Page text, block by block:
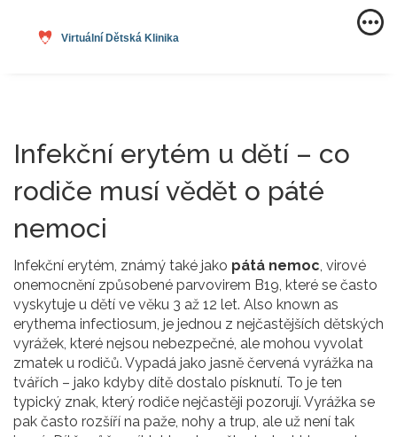
Infekční erytém u dětí – co
rodiče musí vědět o páté
nemoci
Infekční erytém, známý také jako pátá nemoc, virové
onemocnění způsobené parvovirem B19, které se často
vyskytuje u dětí ve věku 3 až 12 let. Also known as
erythema infectiosum, je jednou z nejčastějších dětských
vyrážek, které nejsou nebezpečné, ale mohou vyvolat
zmatek u rodičů. Vypadá jako jasně červená vyrážka na
tvářích – jako kdyby dítě dostalo písknutí. To je ten
typický znak, který rodiče nejčastěji pozorují. Vyrážka se
pak často rozšíří na paže, nohy a trup, ale už není tak